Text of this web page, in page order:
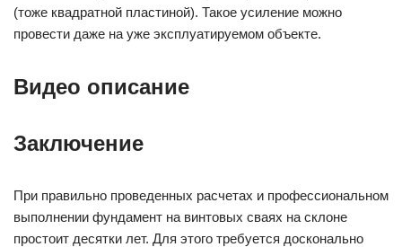
(тоже квадратной пластиной). Такое усиление можно
провести даже на уже эксплуатируемом объекте.
Видео описание
Заключение
При правильно проведенных расчетах и профессиональном
выполнении фундамент на винтовых сваях на склоне
простоит десятки лет. Для этого требуется досконально